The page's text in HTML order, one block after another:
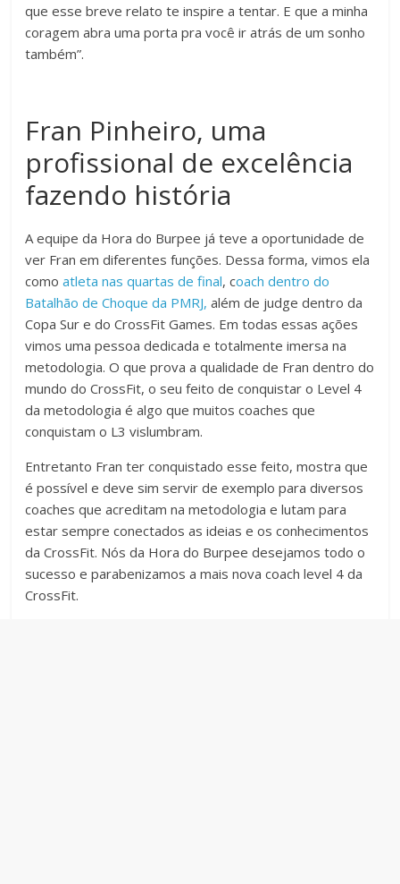
que esse breve relato te inspire a tentar. E que a minha
coragem abra uma porta pra você ir atrás de um sonho
também”.
Fran Pinheiro, uma
profissional de excelência
fazendo história
A equipe da Hora do Burpee já teve a oportunidade de
ver Fran em diferentes funções. Dessa forma, vimos ela
como atleta nas quartas de final, coach dentro do
Batalhão de Choque da PMRJ,além de judge dentro da
Copa Sur e do CrossFit Games. Em todas essas ações
vimos uma pessoa dedicada e totalmente imersa na
metodologia. O que prova a qualidade de Fran dentro do
mundo do CrossFit, o seu feito de conquistar o Level 4
da metodologia é algo que muitos coaches que
conquistam o L3 vislumbram.
Entretanto Fran ter conquistado esse feito, mostra que
é possível e deve sim servir de exemplo para diversos
coaches que acreditam na metodologia e lutam para
estar sempre conectados as ideias e os conhecimentos
da CrossFit. Nós da Hora do Burpee desejamos todo o
sucesso e parabenizamos a mais nova coach level 4 da
CrossFit.